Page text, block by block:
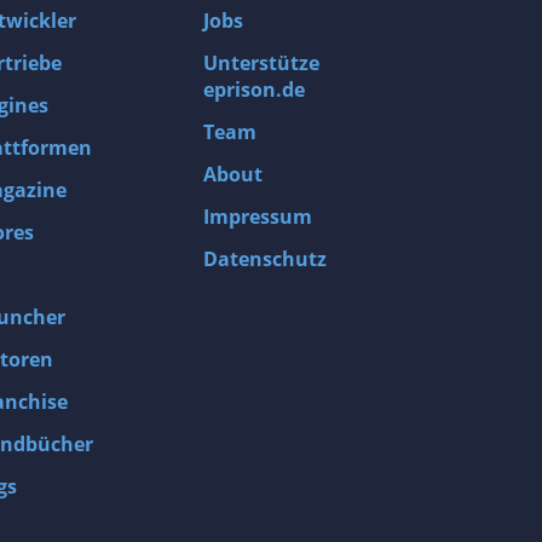
Jobs
Unterstütze
eprison.de
Team
About
Impressum
Datenschutz